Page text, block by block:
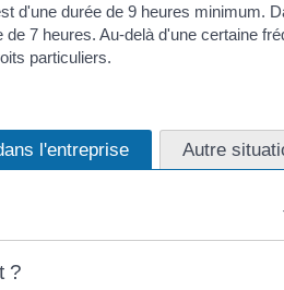
d'une durée de 9 heures minimum.
7 heures. Au-delà d'une certaine
particuliers.
l'entreprise Autre
?